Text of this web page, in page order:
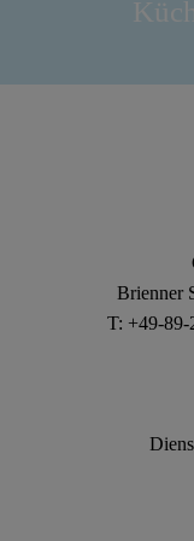
Brienner
T: +49-89-
„Das